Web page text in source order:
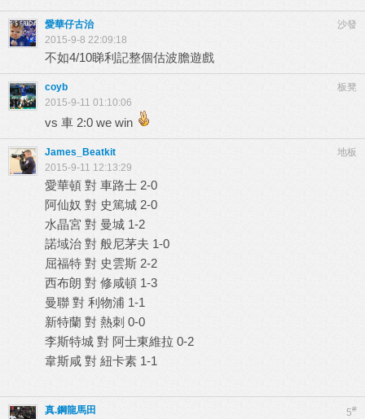
沙發
愛華仔古治
2015-9-8 22:09:18
不如4/10睇利記整個估波膽遊戲
板凳
coyb
2015-9-11 01:10:06
vs 車 2:0 we win
地板
James_Beatkit
2015-9-11 12:13:29
愛華頓 對 車路士 2-0
阿仙奴 對 史篤城 2-0
水晶宮 對 曼城 1-2
諾域治 對 般尼茅夫 1-0
屈福特 對 史雲斯 2-2
西布朗 對 修咸頓 1-3
曼聯 對 利物浦 1-1
新特蘭 對 熱刺 0-0
李斯特城 對 阿士東維拉 0-2
韋斯咸 對 紐卡素 1-1
5#
真.鋼龍馬田